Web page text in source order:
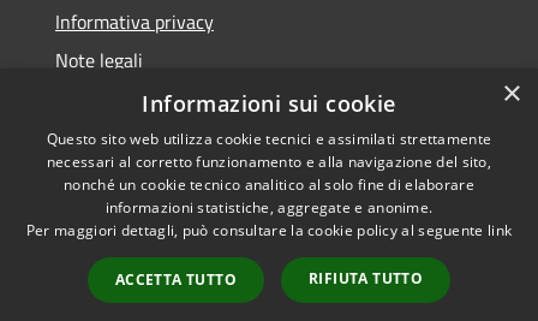
Informativa privacy
Note legali
Dichiarazione di accessibilità
RSS
Accessibilità
Copyright © 2026 • Comune di
Giussano • Powered by
Municipium•
Accesso
redazione
×
Informazioni sui cookie
Questo sito web utilizza cookie tecnici e assimilati strettamente
necessari al corretto funzionamento e alla navigazione del sito,
nonché un cookie tecnico analitico al solo fine di elaborare
informazioni statistiche, aggregate e anonime.
Per maggiori dettagli, può consultare la cookie policy al seguente link
ACCETTA TUTTO RIFIUTA TUTTO